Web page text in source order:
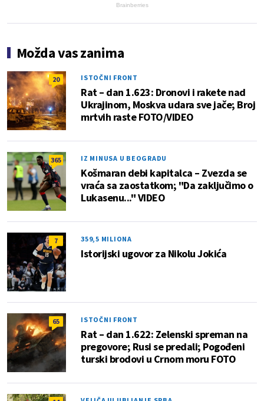
Brainberries
Možda vas zanima
20 ISTOČNI FRONT
Rat – dan 1.623: Dronovi i rakete nad
Ukrajinom, Moskva udara sve jače; Broj
mrtvih raste FOTO/VIDEO
365 IZ MINUSA U BEOGRADU
Košmaran debi kapitalca – Zvezda se
vraća sa zaostatkom; "Da zaključimo o
Lukasenu..." VIDEO
7 359,5 MILIONA
Istorijski ugovor za Nikolu Jokića
65 ISTOČNI FRONT
Rat – dan 1.622: Zelenski spreman na
pregovore; Rusi se predali; Pogođeni
turski brodovi u Crnom moru FOTO